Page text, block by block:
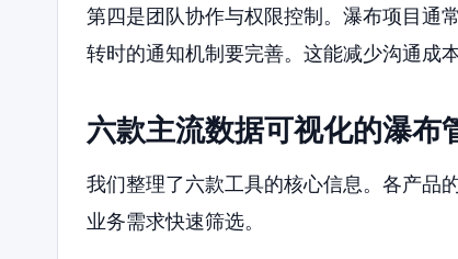
第四是团队协作与权限控制。瀑布项目通
转时的通知机制要完善。这能减少沟通成本
六款主流数据可视化的瀑布
我们整理了六款工具的核心信息。各产品
业务需求快速筛选。